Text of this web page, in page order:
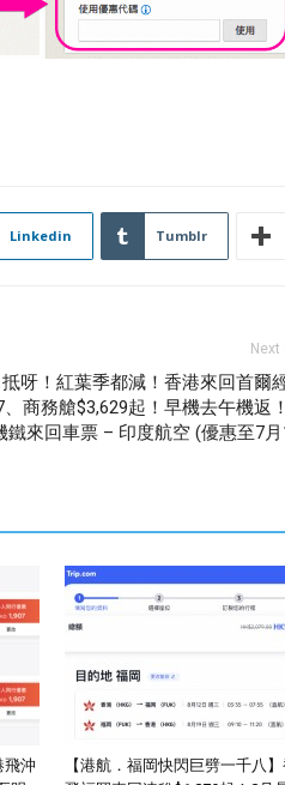
Linkedin Tumblr
抵呀！紅葉季都減！香港來回首爾
、商務艙$3,629起！早機去午機返
鐵來回車票 – 印度航空 (優惠至7
飛沖
【港航．福岡快閃巨劈一千八